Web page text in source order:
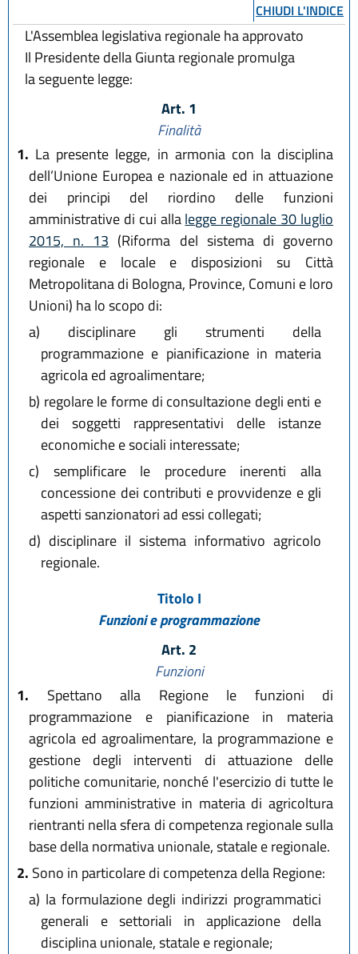
CHIUDI L'INDICE
L'Assemblea legislativa regionale ha approvato
Il Presidente della Giunta regionale promulga
la seguente legge:
Art. 1
Finalità
1. La presente legge, in armonia con la disciplina
dell’Unione Europea e nazionale ed in attuazione
dei principi del riordino delle funzioni
amministrative di cui allalegge regionale 30 luglio
2015, n. 13 (Riforma del sistema di governo
regionale e locale e disposizioni su Città
Metropolitana di Bologna, Province, Comuni e loro
Unioni) ha lo scopo di:
a) disciplinare gli strumenti della
programmazione e pianificazione in materia
agricola ed agroalimentare;
b) regolare le forme di consultazione degli enti e
dei soggetti rappresentativi delle istanze
economiche e sociali interessate;
c) semplificare le procedure inerenti alla
concessione dei contributi e provvidenze e gli
aspetti sanzionatori ad essi collegati;
d) disciplinare il sistema informativo agricolo
regionale.
Titolo I
Funzioni e programmazione
Art. 2
Funzioni
1. Spettano alla Regione le funzioni di
programmazione e pianificazione in materia
agricola ed agroalimentare, la programmazione e
gestione degli interventi di attuazione delle
politiche comunitarie, nonché l'esercizio di tutte le
funzioni amministrative in materia di agricoltura
rientranti nella sfera di competenza regionale sulla
base della normativa unionale, statale e regionale.
2. Sono in particolare di competenza della Regione:
a) la formulazione degli indirizzi programmatici
generali e settoriali in applicazione della
disciplina unionale, statale e regionale;